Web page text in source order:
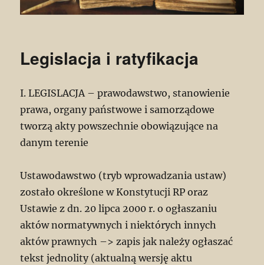
Legislacja i ratyfikacja
I. LEGISLACJA – prawodawstwo, stanowienie
prawa, organy państwowe i samorządowe
tworzą akty powszechnie obowiązujące na
danym terenie
Ustawodawstwo (tryb wprowadzania ustaw)
zostało określone w Konstytucji RP oraz
Ustawie z dn. 20 lipca 2000 r. o ogłaszaniu
aktów normatywnych i niektórych innych
aktów prawnych –> zapis jak należy ogłaszać
tekst jednolity (aktualną wersję aktu